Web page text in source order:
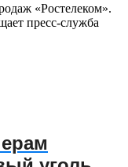
«Ростелеком».
пресс-служба